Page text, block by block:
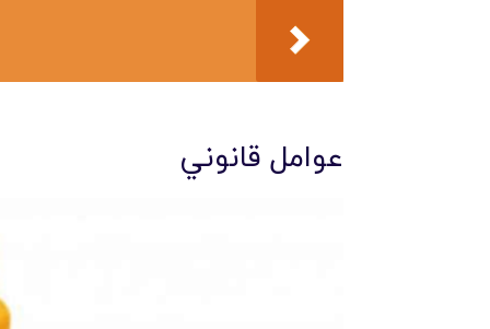
عوامل قانوني